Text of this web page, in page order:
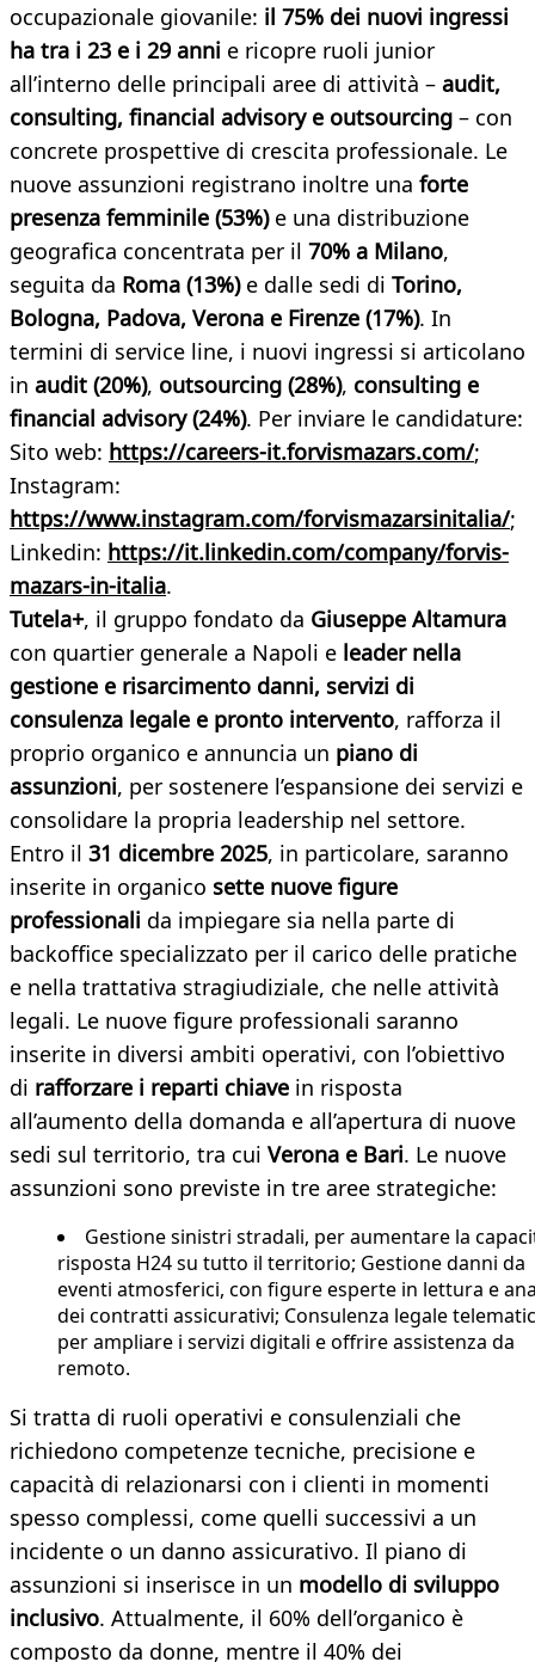
occupazionale giovanile: il 75% dei nuovi ingressi
ha tra i 23 e i 29 anni e ricopre ruoli junior
all’interno delle principali aree di attività – audit,
consulting, financial advisory e outsourcing – con
concrete prospettive di crescita professionale. Le
nuove assunzioni registrano inoltre una forte
presenza femminile (53%)e una distribuzione
geografica concentrata per il 70% a Milano,
seguita da Roma (13%)e dalle sedi di Torino,
Bologna, Padova, Verona e Firenze (17%). In
termini di service line, i nuovi ingressi si articolano
in audit (20%), outsourcing (28%), consulting e
financial advisory (24%). Per inviare le candidature:
Sito web: https://careers-it.forvismazars.com/;
Instagram:
https://www.instagram.com/forvismazarsinitalia/;
Linkedin: https://it.linkedin.com/company/forvis-
mazars-in-italia.
Tutela+, il gruppo fondato da Giuseppe Altamura
con quartier generale a Napoli e leader nella
gestione e risarcimento danni, servizi di
consulenza legale e pronto intervento, rafforza il
proprio organico e annuncia un piano di
assunzioni, per sostenere l’espansione dei servizi e
consolidare la propria leadership nel settore.
Entro il 31 dicembre 2025, in particolare, saranno
inserite in organico sette nuove figure
professionali da impiegare sia nella parte di
backoffice specializzato per il carico delle pratiche
e nella trattativa stragiudiziale, che nelle attività
legali. Le nuove figure professionali saranno
inserite in diversi ambiti operativi, con l’obiettivo
di rafforzare i reparti chiave in risposta
all’aumento della domanda e all’apertura di nuove
sedi sul territorio, tra cui Verona e Bari. Le nuove
assunzioni sono previste in tre aree strategiche:
Gestione sinistri stradali, per aumentare la
risposta H24 su tutto il territorio; Gestione danni da
eventi atmosferici, con figure esperte in lettura e
dei contratti assicurativi; Consulenza legale
per ampliare i servizi digitali e offrire assistenza da
remoto.
Si tratta di ruoli operativi e consulenziali che
richiedono competenze tecniche, precisione e
capacità di relazionarsi con i clienti in momenti
spesso complessi, come quelli successivi a un
incidente o un danno assicurativo. Il piano di
assunzioni si inserisce in un modello di sviluppo
inclusivo. Attualmente, il 60% dell’organico è
composto da donne, mentre il 40% dei